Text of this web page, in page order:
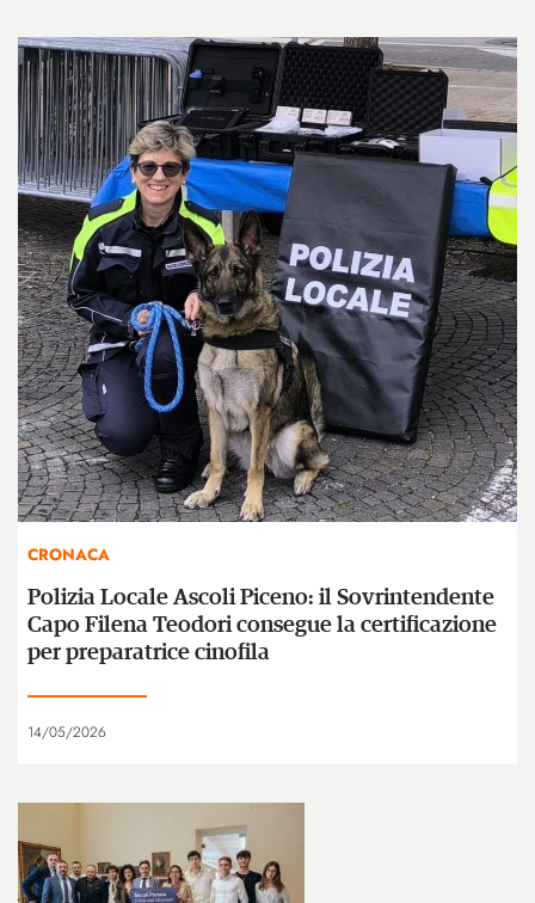
CRONACA
Polizia Locale Ascoli Piceno: il Sovrintendente
Capo Filena Teodori consegue la certificazione
per preparatrice cinofila
14/05/2026